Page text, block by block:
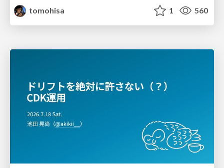
tomohisa
1 560